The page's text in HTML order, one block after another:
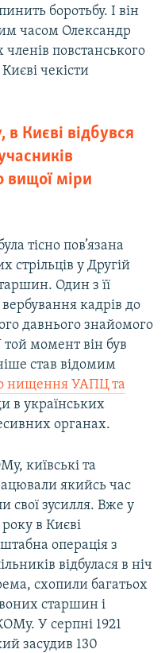
боротьбу. І він
часом Олександр
повстанського
чекісти
в Києві відбувся
міри
тісно пов’язана
стрільців у Другій
Один з її
кадрів до
давнього знайомого
той момент він був
став відомим
нищення УАПЦ та
в українських
органах.
київські та
якийсь час
свої зусилля. Вже у
в Києві
операція з
відбулася в ніч
схопили багатьох
старшин і
У серпні 1921
засудив 130